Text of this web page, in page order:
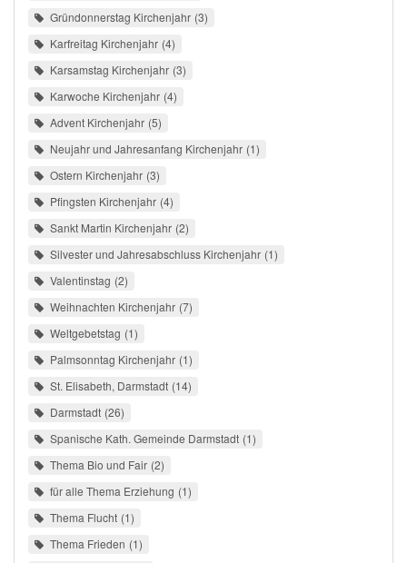
Gründonnerstag Kirchenjahr 3
Karfreitag Kirchenjahr 4
Karsamstag Kirchenjahr 3
Karwoche Kirchenjahr 4
Advent Kirchenjahr 5
Neujahr und Jahresanfang Kirchenjahr 1
Ostern Kirchenjahr 3
Pfingsten Kirchenjahr 4
Sankt Martin Kirchenjahr 2
Silvester und Jahresabschluss Kirchenjahr 1
Valentinstag 2
Weihnachten Kirchenjahr 7
Weltgebetstag 1
Palmsonntag Kirchenjahr 1
St. Elisabeth, Darmstadt 14
Darmstadt 26
Spanische Kath. Gemeinde Darmstadt 1
Thema Bio und Fair 2
für alle Thema Erziehung 1
Thema Flucht 1
Thema Frieden 1